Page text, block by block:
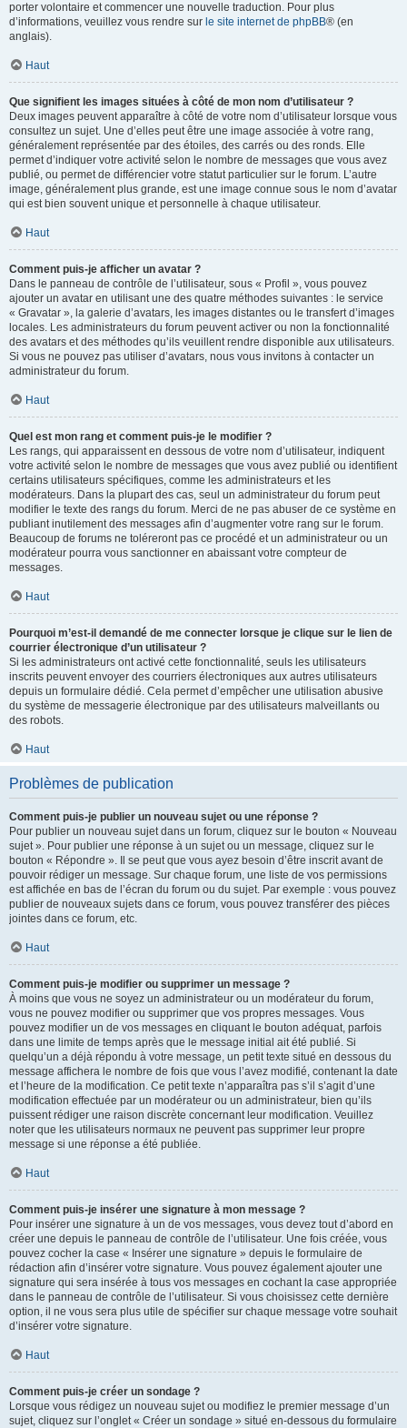
porter volontaire et commencer une nouvelle traduction. Pour plus
d’informations, veuillez vous rendre sur le site internet de phpBB® (en
anglais).
Haut
Que signifient les images situées à côté de mon nom d’utilisateur ?
Deux images peuvent apparaître à côté de votre nom d’utilisateur lorsque vous
consultez un sujet. Une d’elles peut être une image associée à votre rang,
généralement représentée par des étoiles, des carrés ou des ronds. Elle
permet d’indiquer votre activité selon le nombre de messages que vous avez
publié, ou permet de différencier votre statut particulier sur le forum. L’autre
image, généralement plus grande, est une image connue sous le nom d’avatar
qui est bien souvent unique et personnelle à chaque utilisateur.
Haut
Comment puis-je afficher un avatar ?
Dans le panneau de contrôle de l’utilisateur, sous « Profil », vous pouvez
ajouter un avatar en utilisant une des quatre méthodes suivantes : le service
« Gravatar », la galerie d’avatars, les images distantes ou le transfert d’images
locales. Les administrateurs du forum peuvent activer ou non la fonctionnalité
des avatars et des méthodes qu’ils veuillent rendre disponible aux utilisateurs.
Si vous ne pouvez pas utiliser d’avatars, nous vous invitons à contacter un
administrateur du forum.
Haut
Quel est mon rang et comment puis-je le modifier ?
Les rangs, qui apparaissent en dessous de votre nom d’utilisateur, indiquent
votre activité selon le nombre de messages que vous avez publié ou identifient
certains utilisateurs spécifiques, comme les administrateurs et les
modérateurs. Dans la plupart des cas, seul un administrateur du forum peut
modifier le texte des rangs du forum. Merci de ne pas abuser de ce système en
publiant inutilement des messages afin d’augmenter votre rang sur le forum.
Beaucoup de forums ne toléreront pas ce procédé et un administrateur ou un
modérateur pourra vous sanctionner en abaissant votre compteur de
messages.
Haut
Pourquoi m’est-il demandé de me connecter lorsque je clique sur le lien de
courrier électronique d’un utilisateur ?
Si les administrateurs ont activé cette fonctionnalité, seuls les utilisateurs
inscrits peuvent envoyer des courriers électroniques aux autres utilisateurs
depuis un formulaire dédié. Cela permet d’empêcher une utilisation abusive
du système de messagerie électronique par des utilisateurs malveillants ou
des robots.
Haut
Problèmes de publication
Comment puis-je publier un nouveau sujet ou une réponse ?
Pour publier un nouveau sujet dans un forum, cliquez sur le bouton « Nouveau
sujet ». Pour publier une réponse à un sujet ou un message, cliquez sur le
bouton « Répondre ». Il se peut que vous ayez besoin d’être inscrit avant de
pouvoir rédiger un message. Sur chaque forum, une liste de vos permissions
est affichée en bas de l’écran du forum ou du sujet. Par exemple : vous pouvez
publier de nouveaux sujets dans ce forum, vous pouvez transférer des pièces
jointes dans ce forum, etc.
Haut
Comment puis-je modifier ou supprimer un message ?
À moins que vous ne soyez un administrateur ou un modérateur du forum,
vous ne pouvez modifier ou supprimer que vos propres messages. Vous
pouvez modifier un de vos messages en cliquant le bouton adéquat, parfois
dans une limite de temps après que le message initial ait été publié. Si
quelqu’un a déjà répondu à votre message, un petit texte situé en dessous du
message affichera le nombre de fois que vous l’avez modifié, contenant la date
et l’heure de la modification. Ce petit texte n’apparaîtra pas s’il s’agit d’une
modification effectuée par un modérateur ou un administrateur, bien qu’ils
puissent rédiger une raison discrète concernant leur modification. Veuillez
noter que les utilisateurs normaux ne peuvent pas supprimer leur propre
message si une réponse a été publiée.
Haut
Comment puis-je insérer une signature à mon message ?
Pour insérer une signature à un de vos messages, vous devez tout d’abord en
créer une depuis le panneau de contrôle de l’utilisateur. Une fois créée, vous
pouvez cocher la case « Insérer une signature » depuis le formulaire de
rédaction afin d’insérer votre signature. Vous pouvez également ajouter une
signature qui sera insérée à tous vos messages en cochant la case appropriée
dans le panneau de contrôle de l’utilisateur. Si vous choisissez cette dernière
option, il ne vous sera plus utile de spécifier sur chaque message votre souhait
d’insérer votre signature.
Haut
Comment puis-je créer un sondage ?
Lorsque vous rédigez un nouveau sujet ou modifiez le premier message d’un
sujet, cliquez sur l’onglet « Créer un sondage » situé en-dessous du formulaire